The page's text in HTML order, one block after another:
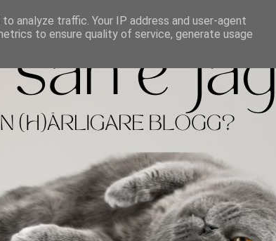
analyze traffic. Your IP address and user-agent
to ensure quality of service, generate usage